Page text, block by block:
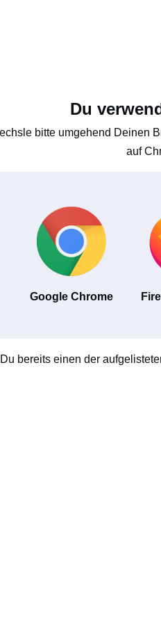
Du
bitte umgehend Deinen
auf
Google Chrome
bereits einen der